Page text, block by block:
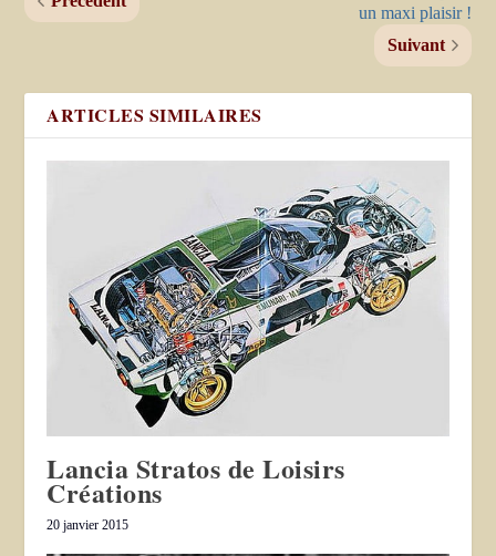
un maxi plaisir !
Suivant
ARTICLES SIMILAIRES
Lancia Stratos de Loisirs
Créations
20 janvier 2015